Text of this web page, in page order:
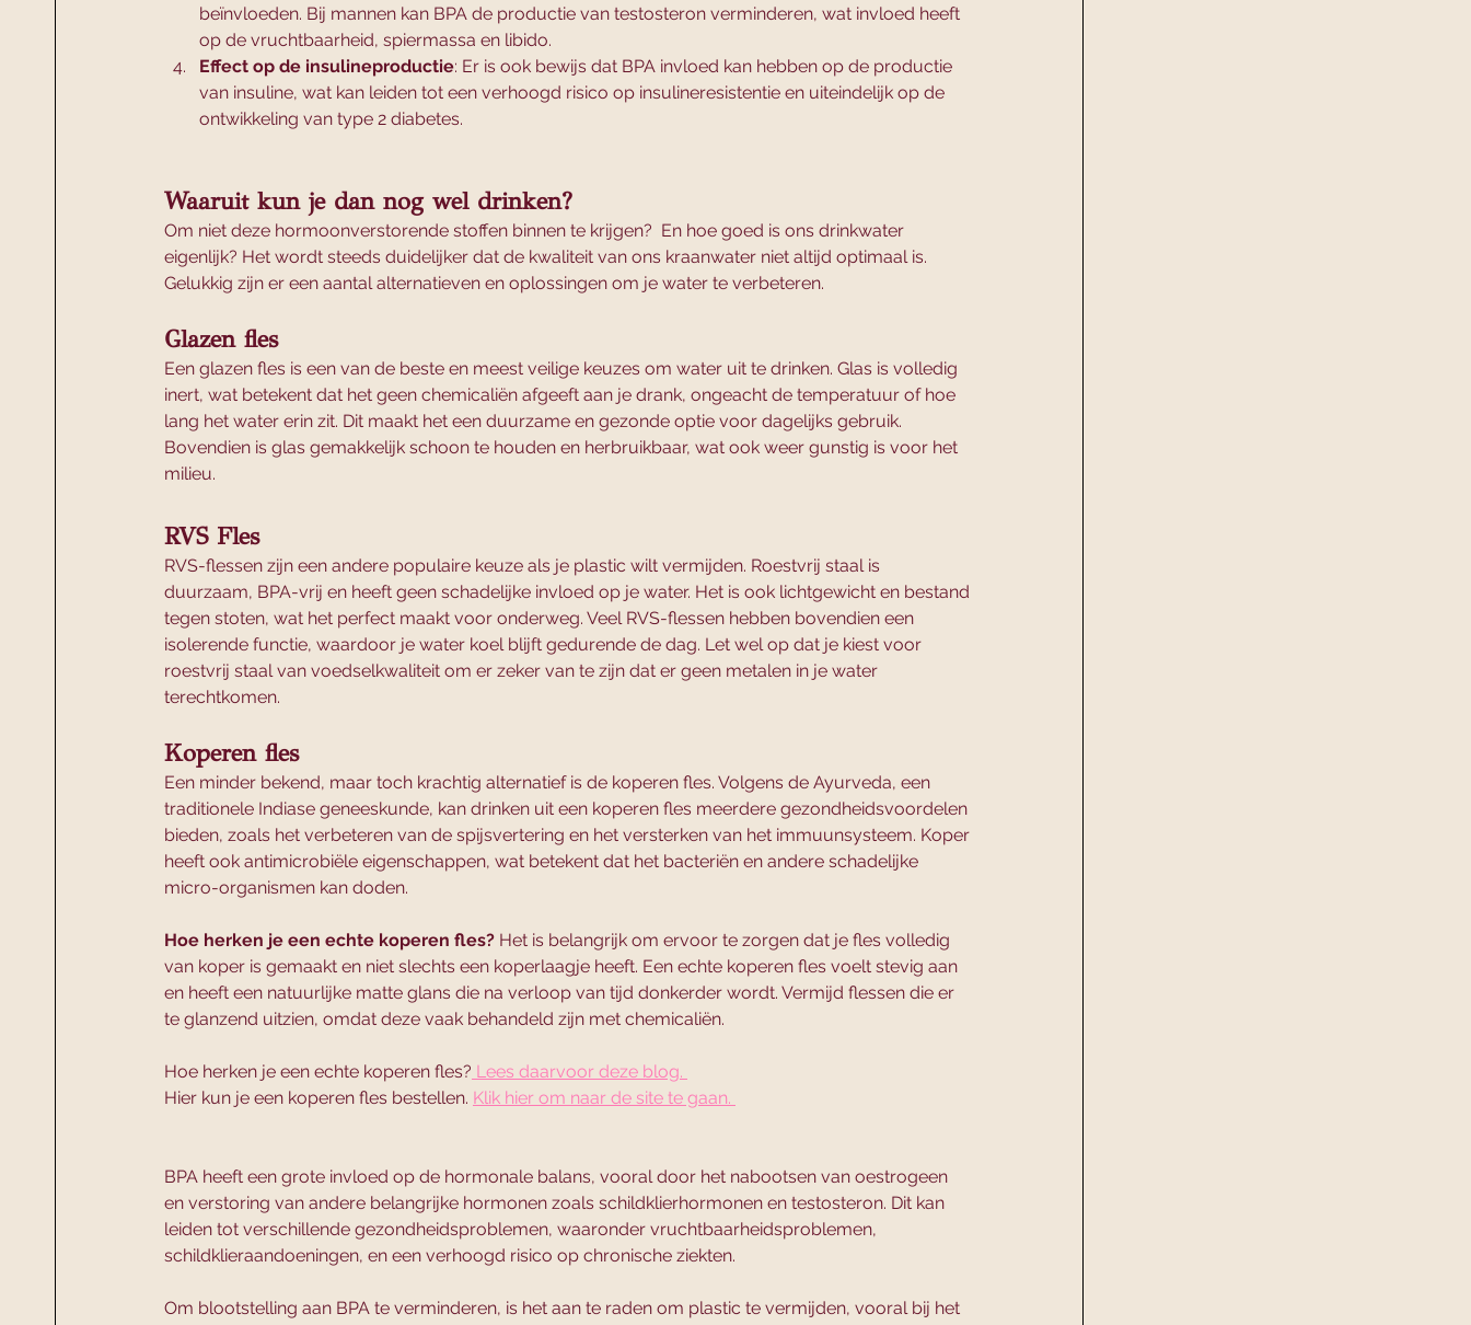
beïnvloeden. Bij mannen kan BPA de productie van testosteron verminderen, wat invloed heeft
op de vruchtbaarheid, spiermassa en libido.
Effect op de insulineproductie: Er is ook bewijs dat BPA invloed kan hebben op de productie
van insuline, wat kan leiden tot een verhoogd risico op insulineresistentie en uiteindelijk op de
ontwikkeling van type 2 diabetes.
Waaruit kun je dan nog wel drinken?
Om niet deze hormoonverstorende stoffen binnen te krijgen?  En hoe goed is ons drinkwater
eigenlijk? Het wordt steeds duidelijker dat de kwaliteit van ons kraanwater niet altijd optimaal is.
Gelukkig zijn er een aantal alternatieven en oplossingen om je water te verbeteren.
Glazen fles
Een glazen fles is een van de beste en meest veilige keuzes om water uit te drinken. Glas is volledig
inert, wat betekent dat het geen chemicaliën afgeeft aan je drank, ongeacht de temperatuur of hoe
lang het water erin zit. Dit maakt het een duurzame en gezonde optie voor dagelijks gebruik.
Bovendien is glas gemakkelijk schoon te houden en herbruikbaar, wat ook weer gunstig is voor het
milieu.
RVS Fles
RVS-flessen zijn een andere populaire keuze als je plastic wilt vermijden. Roestvrij staal is
duurzaam, BPA-vrij en heeft geen schadelijke invloed op je water. Het is ook lichtgewicht en bestand
tegen stoten, wat het perfect maakt voor onderweg. Veel RVS-flessen hebben bovendien een
isolerende functie, waardoor je water koel blijft gedurende de dag. Let wel op dat je kiest voor
roestvrij staal van voedselkwaliteit om er zeker van te zijn dat er geen metalen in je water
terechtkomen.
Koperen fles
Een minder bekend, maar toch krachtig alternatief is de koperen fles. Volgens de Ayurveda, een
traditionele Indiase geneeskunde, kan drinken uit een koperen fles meerdere gezondheidsvoordelen
bieden, zoals het verbeteren van de spijsvertering en het versterken van het immuunsysteem. Koper
heeft ook antimicrobiële eigenschappen, wat betekent dat het bacteriën en andere schadelijke
micro-organismen kan doden.
Hoe herken je een echte koperen fles? Het is belangrijk om ervoor te zorgen dat je fles volledig
van koper is gemaakt en niet slechts een koperlaagje heeft. Een echte koperen fles voelt stevig aan
en heeft een natuurlijke matte glans die na verloop van tijd donkerder wordt. Vermijd flessen die er
te glanzend uitzien, omdat deze vaak behandeld zijn met chemicaliën.
Hoe herken je een echte koperen fles? Lees daarvoor deze blog.
Hier kun je een koperen fles bestellen. Klik hier om naar de site te gaan.
BPA heeft een grote invloed op de hormonale balans, vooral door het nabootsen van oestrogeen
en verstoring van andere belangrijke hormonen zoals schildklierhormonen en testosteron. Dit kan
leiden tot verschillende gezondheidsproblemen, waaronder vruchtbaarheidsproblemen,
schildklieraandoeningen, en een verhoogd risico op chronische ziekten.
Om blootstelling aan BPA te verminderen, is het aan te raden om plastic te vermijden, vooral bij het